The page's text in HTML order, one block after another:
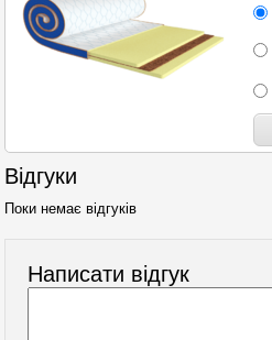
Відгуки
Поки немає відгуків
Написати відгук